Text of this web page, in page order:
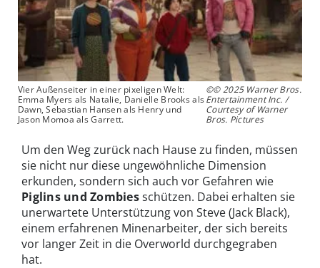
Vier Außenseiter in einer pixeligen Welt:
Emma Myers als Natalie, Danielle Brooks als
Dawn, Sebastian Hansen als Henry und
Jason Momoa als Garrett.
©© 2025 Warner Bros.
Entertainment Inc. /
Courtesy of Warner
Bros. Pictures
Um den Weg zurück nach Hause zu finden, müssen
sie nicht nur diese ungewöhnliche Dimension
erkunden, sondern sich auch vor Gefahren wie
Piglins und Zombiesschützen. Dabei erhalten sie
unerwartete Unterstützung von Steve (Jack Black),
einem erfahrenen Minenarbeiter, der sich bereits
vor langer Zeit in die Overworld durchgegraben
hat.